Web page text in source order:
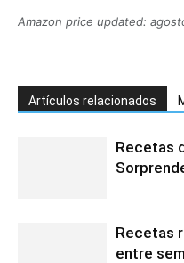
Amazon price updated:
Artículos relacionados
Recetas
Recetas
entre